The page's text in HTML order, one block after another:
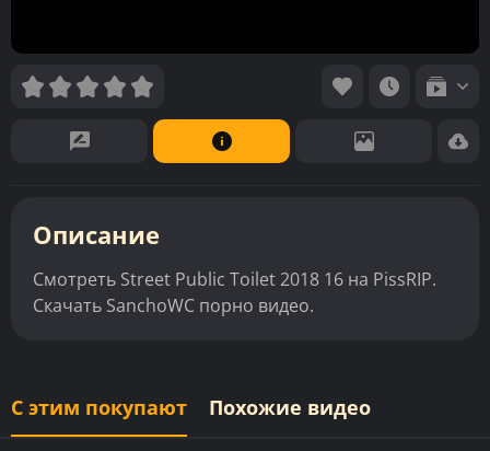
Описание
Смотреть Street Public Toilet 2018 16 на PissRIP.
Скачать SanchoWC порно видео.
С этим покупают Похожие видео